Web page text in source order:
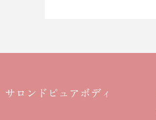
サロンドピュアボディ